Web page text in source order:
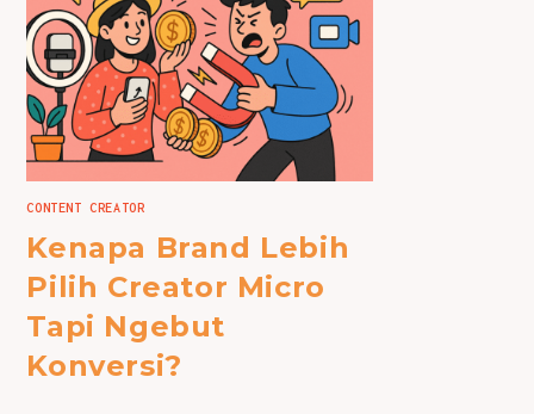
CONTENT CREATOR
Kenapa Brand Lebih
Pilih Creator Micro
Tapi Ngebut
Konversi?